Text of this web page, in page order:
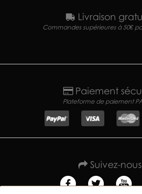
Livraison
Commandes supérieures à 50€
Paiement
Plateforme de paiement
Suivez-nous